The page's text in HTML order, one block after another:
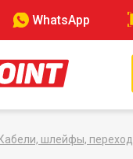
WhatsApp
Кабели, шлейфы,